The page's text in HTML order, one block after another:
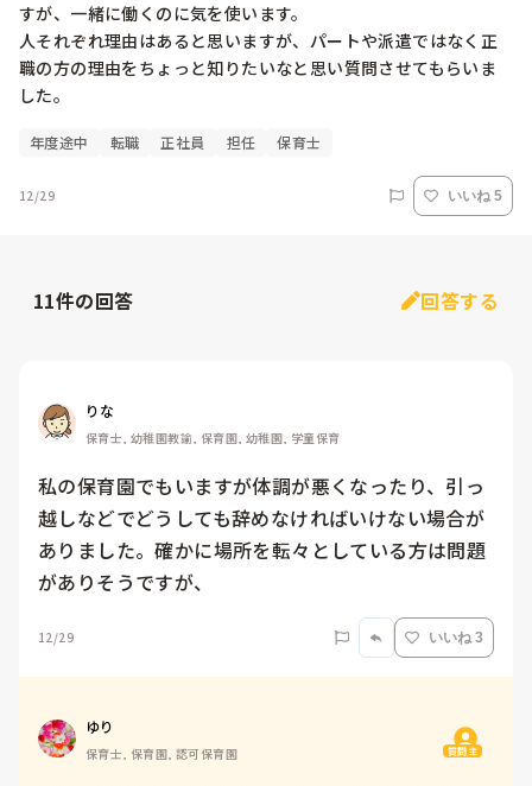
すが、一緒に働くのに気を使います。
人それぞれ理由はあると思いますが、パートや派遣ではなく正
職の方の理由をちょっと知りたいなと思い質問させてもらいま
した。
年度途中 転職 正社員 担任 保育士
12/29 いいね 5
11件の回答 回答する
りな
保育士, 幼稚園教諭, 保育園, 幼稚園, 学童保育
私の保育園でもいますが体調が悪くなったり、引っ
越しなどでどうしても辞めなければいけない場合が
ありました。確かに場所を転々としている方は問題
がありそうですが、
12/29 いいね 3
ゆり
保育士, 保育園, 認可保育園 質問主